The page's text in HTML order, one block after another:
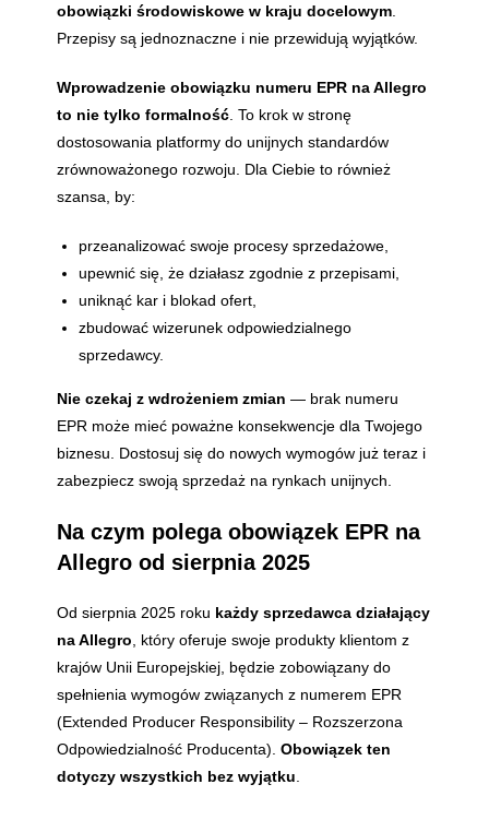
obowiązki środowiskowe w kraju docelowym
Przepisy są jednoznaczne i nie przewidują wyjątków.
Wprowadzenie obowiązku numeru EPR na Allegro
to nie tylko formalność . To krok w stronę
dostosowania platformy do unijnych standardów
zrównoważonego rozwoju. Dla Ciebie to również
szansa, by:
przeanalizować swoje procesy sprzedażowe,
upewnić się, że działasz zgodnie z przepisami,
uniknąć kar i blokad ofert,
zbudować wizerunek odpowiedzialnego
sprzedawcy.
Nie czekaj z wdrożeniem zmian — brak numeru
EPR może mieć poważne konsekwencje dla Twojego
biznesu. Dostosuj się do nowych wymogów już teraz i
zabezpiecz swoją sprzedaż na rynkach unijnych.
Na czym polega obowiązek EPR na
Allegro od sierpnia 2025
Od sierpnia 2025 roku każdy sprzedawca działający
na Allegro , który oferuje swoje produkty klientom z
krajów Unii Europejskiej, będzie zobowiązany do
spełnienia wymogów związanych z numerem EPR
(Extended Producer Responsibility – Rozszerzona
Odpowiedzialność Producenta).Obowiązek ten
dotyczy wszystkich bez wyjątku